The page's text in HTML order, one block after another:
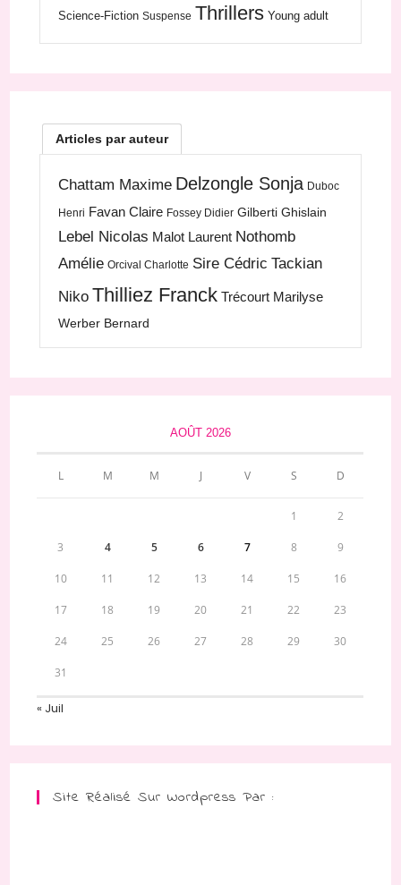
Science-Fiction Suspense Thrillers Young adult
Articles par auteur
Chattam Maxime Delzongle Sonja Duboc
Henri Favan Claire Fossey Didier Gilberti Ghislain
Lebel Nicolas Malot Laurent Nothomb
Amélie Orcival Charlotte Sire Cédric Tackian
Niko Thilliez Franck Trécourt Marilyse
Werber Bernard
AOÛT 2026
L M M J V S D
1 2
3 4 5 6 7 8 9
10 11 12 13 14 15 16
17 18 19 20 21 22 23
24 25 26 27 28 29 30
31
« Juil
Site Réalisé Sur Wordpress Par :